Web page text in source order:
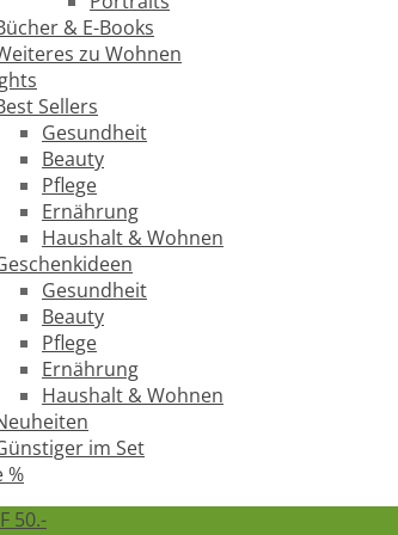
& E-Books
zu Wohnen
Sellers
Gesundheit
Beauty
Pflege
Ernährung
Haushalt & Wohnen
Gesundheit
Beauty
Pflege
Ernährung
Haushalt & Wohnen
im Set
%
50.-